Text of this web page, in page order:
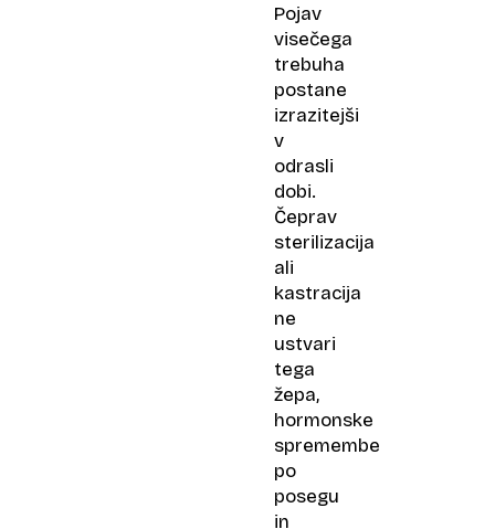
Pojav
visečega
trebuha
postane
izrazitejši
v
odrasli
dobi.
Čeprav
sterilizacija
ali
kastracija
ne
ustvari
tega
žepa,
hormonske
spremembe
po
posegu
in